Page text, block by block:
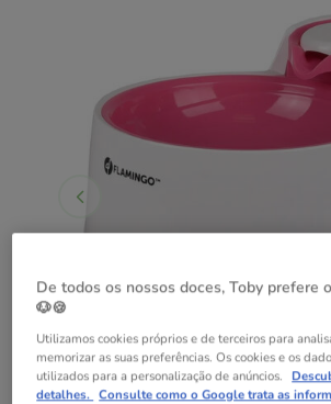
De todos os nossos doces, Toby prefere
🐶🍪
Utilizamos cookies próprios e de terceiros para
memorizar as suas preferências. Os cookies e os
utilizados para a personalização de anúncios.
detalhes. Consulte como o Google trata as